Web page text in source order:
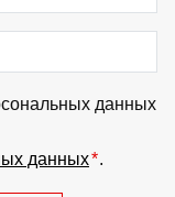
данных
данных*.